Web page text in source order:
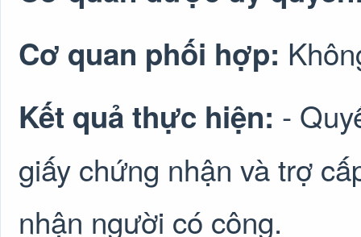
Cơ quan phối hợp:
Kết quả thực hiện: -
giấy chứng nhận và trợ
nhận người có công.